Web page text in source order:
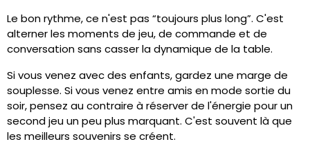
Le bon rythme, ce n'est pas “toujours plus long”. C'est
alterner les moments de jeu, de commande et de
conversation sans casser la dynamique de la table.
Si vous venez avec des enfants, gardez une marge de
souplesse. Si vous venez entre amis en mode sortie du
soir, pensez au contraire à réserver de l'énergie pour un
second jeu un peu plus marquant. C'est souvent là que
les meilleurs souvenirs se créent.